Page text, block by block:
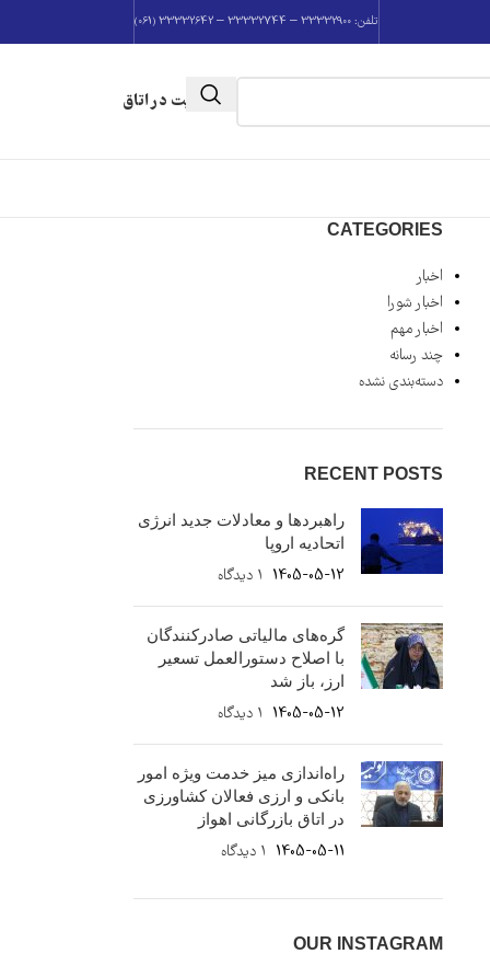
تلفن: 33332900 – 33332744 – 33332642 (061)
عضویت در اتاق
CATEGORIES
اخبار
اخبار شورا
اخبار مهم
چند رسانه
دسته‌بندی نشده
RECENT POSTS
راهبردها و معادلات جدید انرژی
اتحادیه اروپا
1405-05-12 ۱ دیدگاه
گره‌های مالیاتی صادرکنندگان
با اصلاح دستورالعمل تسعیر
ارز، باز شد
1405-05-12 ۱ دیدگاه
راه‌اندازی میز خدمت ویژه امور
بانکی و ارزی فعالان کشاورزی
در اتاق بازرگانی اهواز
1405-05-11 ۱ دیدگاه
OUR INSTAGRAM